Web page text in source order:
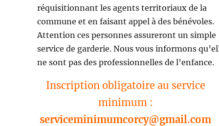
réquisitionnant les agents territoriaux de la
commune et en faisant appel à des bénévoles.
Attention ces personnes assureront un simple
service de garderie. Nous vous informons
ne sont pas des professionnelles de l’enfance.
Inscription obligatoire au service
minimum :
serviceminimumcorcy@gmail.com